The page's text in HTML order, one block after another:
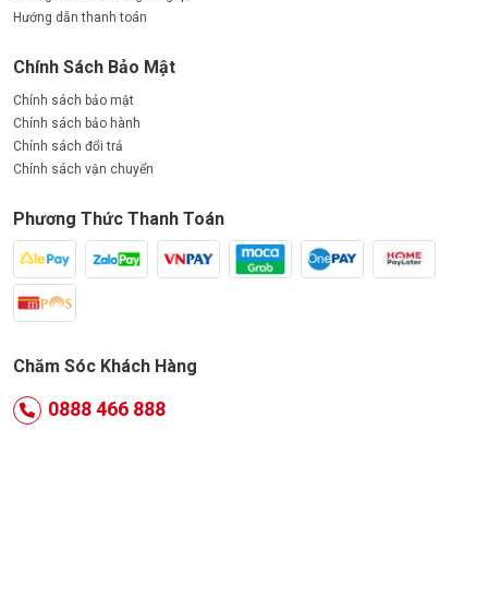
Hướng dẫn thanh toán
Chính Sách Bảo Mật
Chính sách bảo mật
Chính sách bảo hành
Chính sách đổi trả
Chính sách vận chuyển
Phương Thức Thanh Toán
Chăm Sóc Khách Hàng
0888 466 888